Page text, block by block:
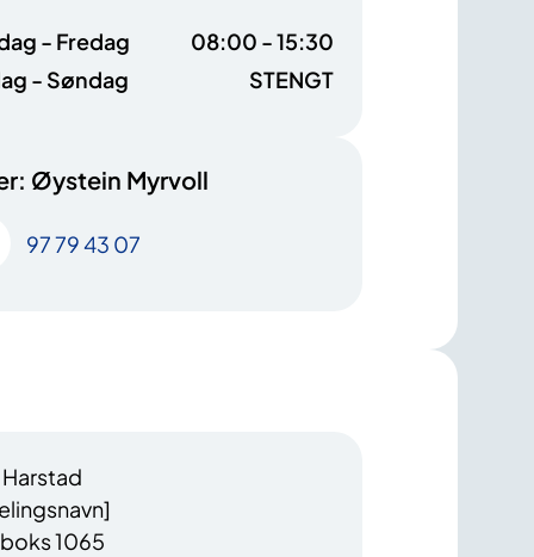
- Fredag
08:00 - 15:30
- Søndag
STENGT
Øystein Myrvoll
97 79 43 07
Harstad
1065